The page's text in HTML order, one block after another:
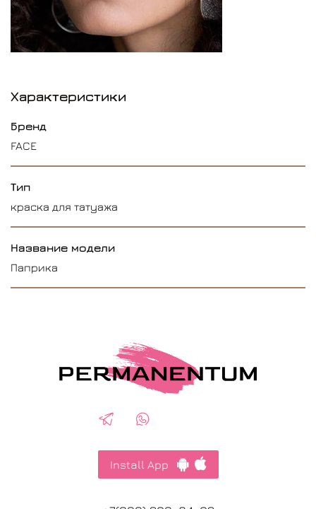
Характеристики
Бренд
FACE
Тип
краска для татуажа
Название модели
Паприка
Install App